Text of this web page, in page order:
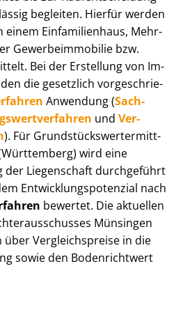
begleiten. Hierfür werden
einem Einfamilienhaus, Mehr­
Ge­wer­be­im­mo­bi­lie bzw.
Bei der Erstellung von Im­
die gesetzlich vor­ge­schrie­
Anwendung (Sach­
und Ver­
). Für Grund­stücks­wert­ermitt­
wird eine
der Liegenschaft durchgeführt
Ent­wick­lungs­po­ten­zi­al nach
bewertet. Die aktuellen
Münsingen
Ver­gleichs­prei­se in die
sowie den Bodenrichtwert